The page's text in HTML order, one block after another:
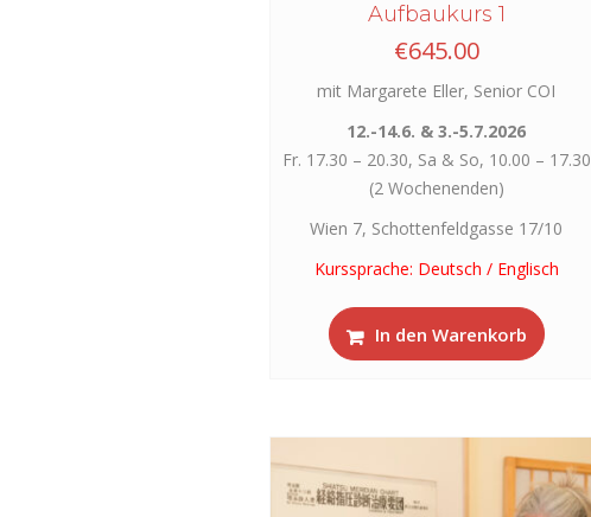
Aufbaukurs 1
€645.00
mit Margarete Eller, Senior COI
12.-14.6. & 3.-5.7.2026
Fr. 17.30 – 20.30, Sa & So, 10.00 – 17.30
(2 Wochenenden)
Wien 7, Schottenfeldgasse 17/10
Kurssprache: Deutsch / Englisch
In den Warenkorb